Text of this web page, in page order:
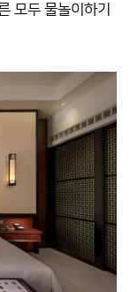
모두 물놀이하기